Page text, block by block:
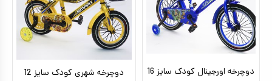
دوچرخه اورجینال کودک سایز 16
دوچرخه شهری کودک سایز 12